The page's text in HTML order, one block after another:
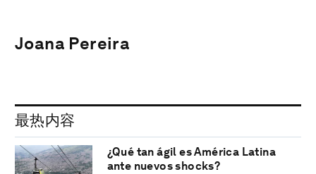
Joana Pereira
最热内容
¿Qué tan ágil es América Latina
ante nuevos shocks?